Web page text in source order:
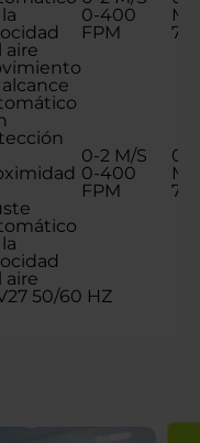
aire
0-400
FPM
M/
70
aire
0-2 M/S
0-400
FPM
M/
70
50/60 HZ